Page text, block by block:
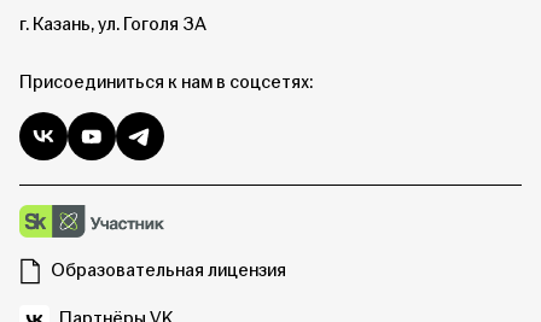
г. Казань, ул. Гоголя 3А
Присоединиться к нам в соцсетях:
Образовательная лицензия